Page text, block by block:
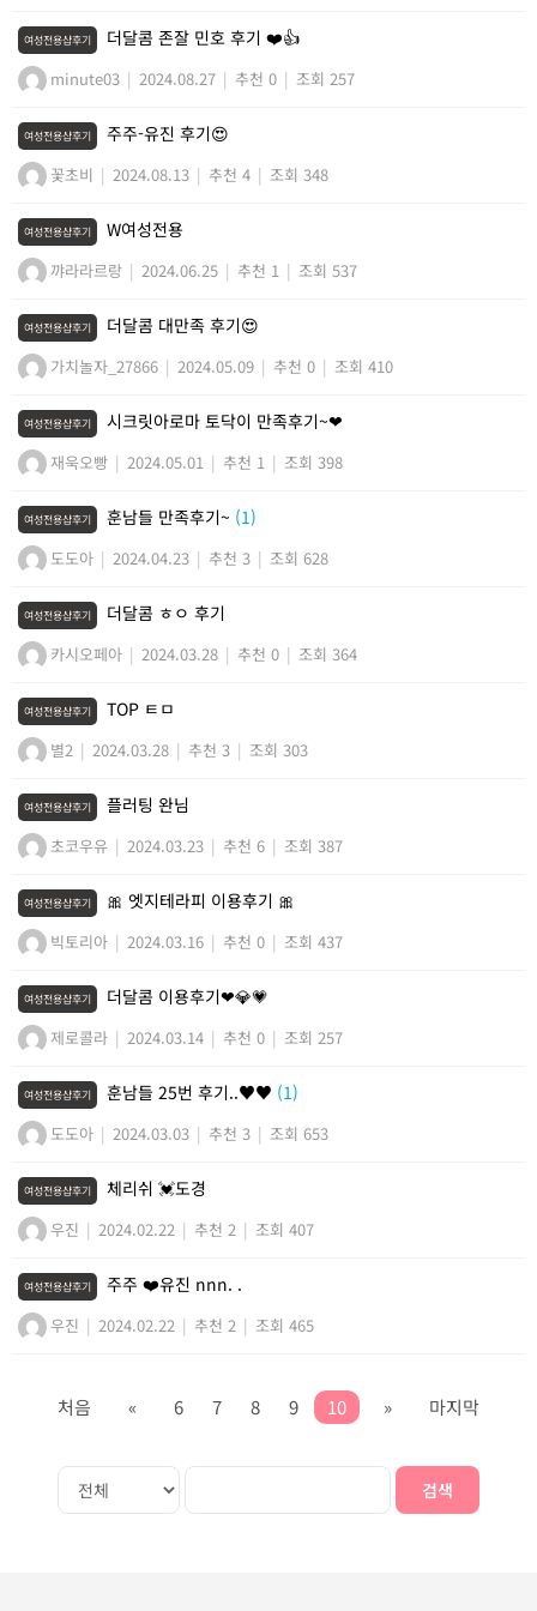
여성전용샵후기 더달콤 존잘 민호 후기 ❤️👍
minute03 | 2024.08.27 | 추천 0 | 조회 257
여성전용샵후기 주주-유진 후기😍
꽃초비 | 2024.08.13 | 추천 4 | 조회 348
여성전용샵후기 W여성전용
꺄라라르랑 | 2024.06.25 | 추천 1 | 조회 537
여성전용샵후기 더달콤 대만족 후기😍
가치놀자_27866 | 2024.05.09 | 추천 0 | 조회 410
여성전용샵후기 시크릿아로마 토닥이 만족후기~❤
재욱오빵 | 2024.05.01 | 추천 1 | 조회 398
여성전용샵후기 훈남들 만족후기~ (1)
도도아 | 2024.04.23 | 추천 3 | 조회 628
여성전용샵후기 더달콤 ㅎㅇ 후기
카시오페아 | 2024.03.28 | 추천 0 | 조회 364
여성전용샵후기 TOP ㅌㅁ
별2 | 2024.03.28 | 추천 3 | 조회 303
여성전용샵후기 플러팅 완님
초코우유 | 2024.03.23 | 추천 6 | 조회 387
여성전용샵후기 🎀 엣지테라피 이용후기 🎀
빅토리아 | 2024.03.16 | 추천 0 | 조회 437
여성전용샵후기 더달콤 이용후기❤💎💗
제로콜라 | 2024.03.14 | 추천 0 | 조회 257
여성전용샵후기 훈남들 25번 후기..♥♥ (1)
도도아 | 2024.03.03 | 추천 3 | 조회 653
여성전용샵후기 체리쉬 💓도경
우진 | 2024.02.22 | 추천 2 | 조회 407
여성전용샵후기 주주 ❤️유진 nnn. .
우진 | 2024.02.22 | 추천 2 | 조회 465
처음 « 6 7 8 9 10 » 마지막
검색